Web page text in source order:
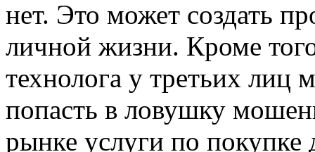
нет. Это может создать
личной жизни. Кроме
технолога у третьих лиц
попасть в ловушку
рынке услуги по